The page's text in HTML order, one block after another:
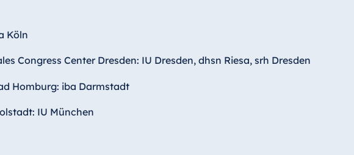
Köln
Congress Center Dresden: IU Dresden, dhsn Riesa, srh Dresden
Homburg: iba Darmstadt
IU München